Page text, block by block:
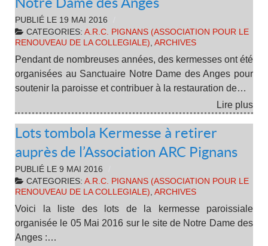
PUBLIÉ LE 19 MAI 2016
CATEGORIES: A.R.C. PIGNANS (ASSOCIATION POUR LE
RENOUVEAU DE LA COLLEGIALE) ARCHIVES
Pendant de nombreuses années, des kermesses ont été
organisées au Sanctuaire Notre Dame des Anges pour
soutenir la paroisse et contribuer à la restauration de…
Lire plus
Lots tombola Kermesse à retirer
auprès de l’Association ARC Pignans
PUBLIÉ LE 9 MAI 2016
CATEGORIES: A.R.C. PIGNANS (ASSOCIATION POUR LE
RENOUVEAU DE LA COLLEGIALE), ARCHIVES
Voici la liste des lots de la kermesse paroissiale
organisée le 05 Mai 2016 sur le site de Notre Dame des
Anges :…